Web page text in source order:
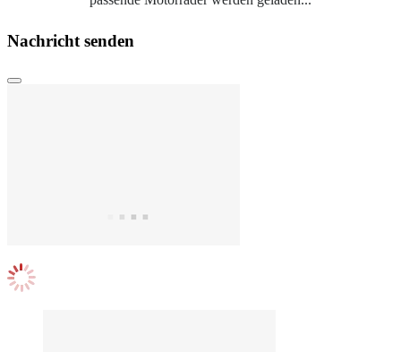
Nachricht senden